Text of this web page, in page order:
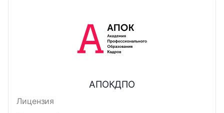
АПОКДПО
Лицензия